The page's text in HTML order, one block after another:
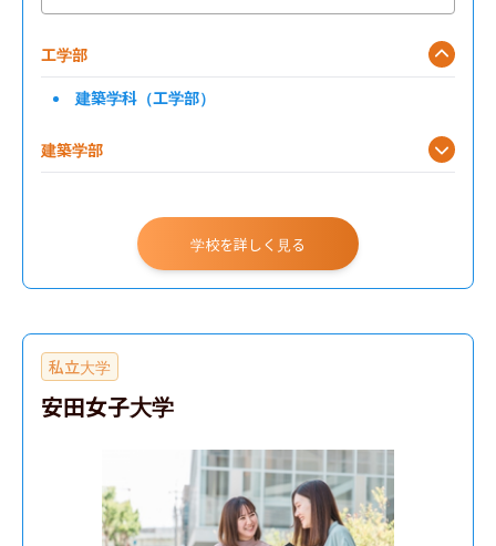
工学部
建築学科（工学部）
建築学部
学校を詳しく見る
私立大学
安田女子大学